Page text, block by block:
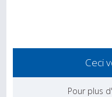
Ceci
Pour plus